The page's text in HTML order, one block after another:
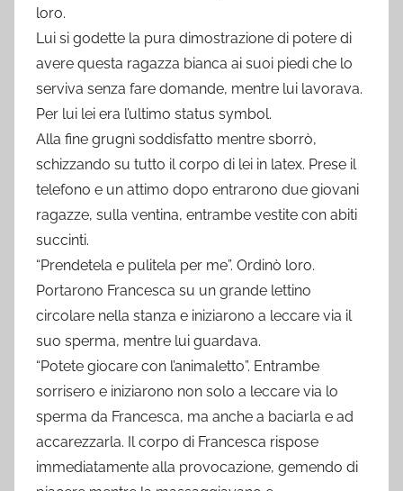
loro.
Lui si godette la pura dimostrazione di potere di
avere questa ragazza bianca ai suoi piedi che lo
serviva senza fare domande, mentre lui lavorava.
Per lui lei era l’ultimo status symbol.
Alla fine grugnì soddisfatto mentre sborrò,
schizzando su tutto il corpo di lei in latex. Prese il
telefono e un attimo dopo entrarono due giovani
ragazze, sulla ventina, entrambe vestite con abiti
succinti.
“Prendetela e pulitela per me”. Ordinò loro.
Portarono Francesca su un grande lettino
circolare nella stanza e iniziarono a leccare via il
suo sperma, mentre lui guardava.
“Potete giocare con l’animaletto”. Entrambe
sorrisero e iniziarono non solo a leccare via lo
sperma da Francesca, ma anche a baciarla e ad
accarezzarla. Il corpo di Francesca rispose
immediatamente alla provocazione, gemendo di